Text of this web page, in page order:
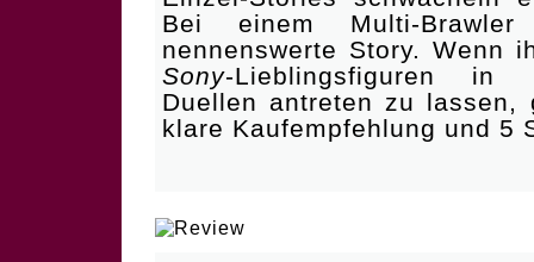
Bei einem Multi-
nennenswerte Story. Wenn
Sony-Lieblingsfiguren in
Duellen antreten zu
klare Kaufempfehlung und 5